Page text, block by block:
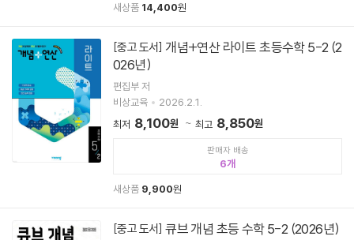
새상품 14,400원
[중고 도서]
026년)
편집부 저
비상교육
2026.2.1.
최저 8,100원 최고 8,850원
판매자 배송
6
새상품 9,900원
[중고 도서] 큐브 개념 초등 수학 5-2 (2026년)